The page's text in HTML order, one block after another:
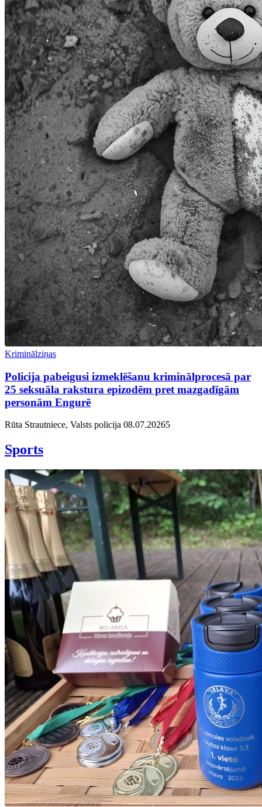
Kriminālziņas
Policija pabeigusi izmeklēšanu kriminālprocesā par
25 seksuāla rakstura epizodēm pret mazgadīgām
personām Engurē
Rūta Strautniece, Valsts policija 08.07.20265
Sports